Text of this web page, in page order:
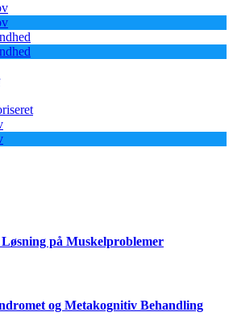
Løsning på Muskelproblemer
og Metakognitiv Behandling